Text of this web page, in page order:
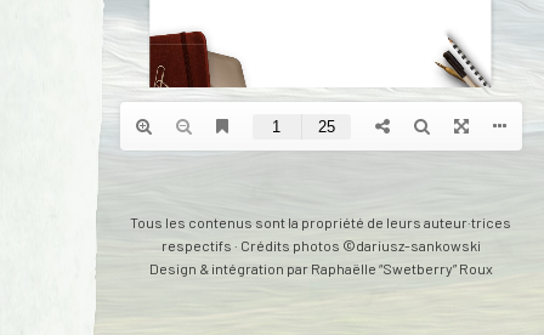
Tous les contenus sont la propriété de leurs auteur·trices
respectifs · Crédits photos ©dariusz-sankowski
Design & intégration par Raphaëlle “Swetberry” Roux